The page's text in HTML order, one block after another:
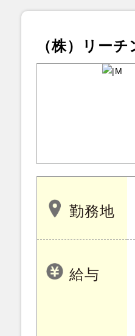
（株）リーチ
勤務地
給与